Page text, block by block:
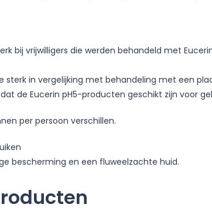
bij vrijwilligers die werden behandeld met
sterk in vergelijking met behandeling met een
de Eucerin pH5-producten geschikt zijn voor
per persoon verschillen.
bescherming en een fluweelzachte huid.